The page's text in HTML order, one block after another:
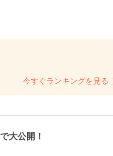
今すぐランキングを見る
大公開！